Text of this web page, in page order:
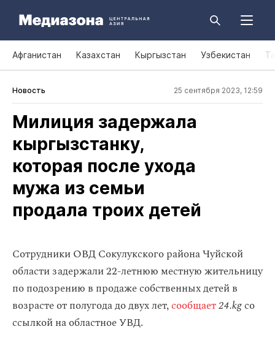
Афганистан Казахстан Кыргызстан Узбекистан
Новость 25 сентября 2023, 12:59
Милиция задержала
кыргызстанку,
которая после ухода
мужа из семьи
продала троих детей
Сотрудники ОВД Сокулукского района Чуйской
области задержали 22-летнюю местную жительницу
по подозрению в продаже собственных детей в
возрасте от полугода до двух лет,сообщает24.kgсо
ссылкой на областное УВД.